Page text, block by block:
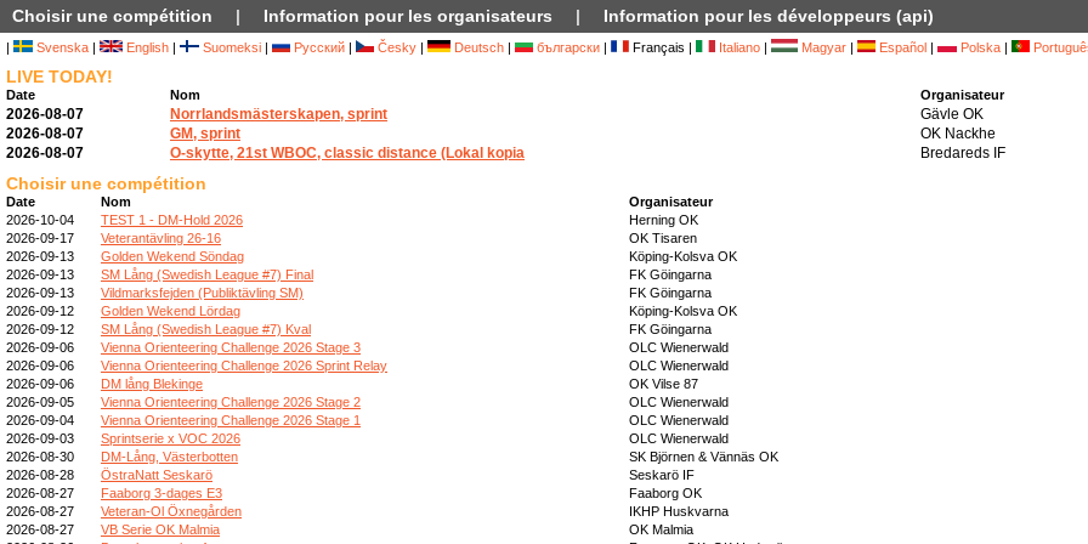
Choisir une compétition | Information pour les organisateurs | Information pour les développeurs (api)
| Svenska | English | Suomeksi | Русский | Česky | Deutsch | български | Français | Italiano | Magyar | Español | Polska |
LIVE TODAY!
Date Nom Organisateur
2026-08-07 Norrlandsmästerskapen, sprint
Gävle OK
2026-08-07
GM, sprint
OK Nackhe
2026-08-07
O-skytte, 21st WBOC, classic distance (Lokal kopia Bredareds IF
Choisir une compétition
Date Nom
Organisateur
2026-10-04
TEST 1 - DM-Hold 2026
Herning OK
2026-09-17
Veterantävling 26-16
OK Tisaren
2026-09-13
Golden Wekend Söndag
Köping-Kolsva OK
2026-09-13
SM Lång (Swedish League #7) Final
FK Göingarna
2026-09-13
Vildmarksfejden (Publiktävling SM)
FK Göingarna
2026-09-12
Golden Wekend Lördag
Köping-Kolsva OK
2026-09-12
SM Lång (Swedish League #7) Kval
FK Göingarna
2026-09-06
Vienna Orienteering Challenge 2026 Stage 3
OLC Wienerwald
2026-09-06
Vienna Orienteering Challenge 2026 Sprint Relay
OLC Wienerwald
2026-09-06
DM lång Blekinge
OK Vilse 87
2026-09-05
Vienna Orienteering Challenge 2026 Stage 2
OLC Wienerwald
2026-09-04
Vienna Orienteering Challenge 2026 Stage 1
OLC Wienerwald
2026-09-03
Sprintserie x VOC 2026
OLC Wienerwald
2026-08-30
DM-Lång, Västerbotten
SK Björnen & Vännäs OK
2026-08-28
ÖstraNatt Seskarö
Seskarö IF
2026-08-27
Faaborg 3-dages E3
Faaborg OK
2026-08-27
Veteran-Ol Öxnegården
IKHP Huskvarna
2026-08-27
VB Serie OK Malmia
OK Malmia